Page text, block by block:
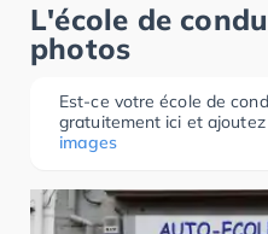
L'école de
photos
Est-ce votre école de
gratuitement ici et
images